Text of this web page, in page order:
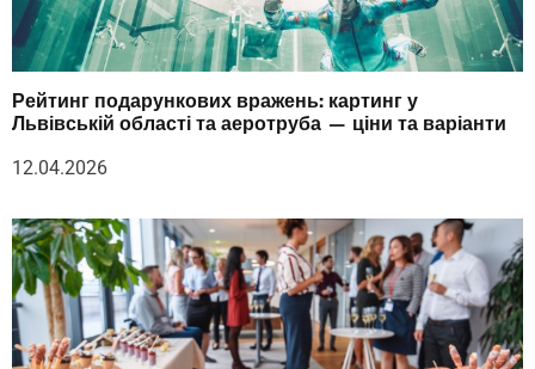
Рейтинг подарункових вражень: картинг у
Львівській області та аеротруба — ціни та варіанти
12.04.2026